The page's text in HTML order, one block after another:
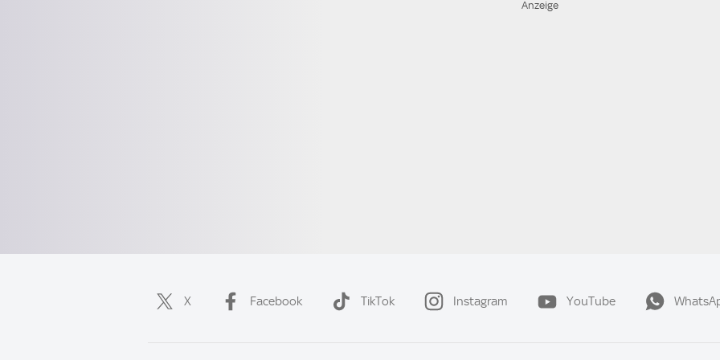
X Facebook TikTok Instagram YouTube